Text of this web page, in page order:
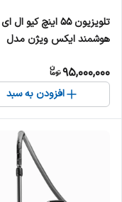
تلویزیون 55 اینچ کیو
هوشمند ایکس ویژن مدل
95,000,000
افزودن به سبد